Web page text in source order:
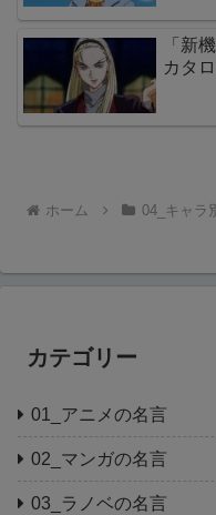
「新
カタ
ホーム 04_キャラ
カテゴリー
01_アニメの名言
02_マンガの名言
03_ラノベの名言